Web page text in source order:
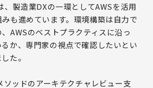
、製造業DXの一環としてAWSを活用
も進めています。環境構築は自力で
AWSのベストプラクティスに沿っ
か、専門家の視点で確認したいとい
た。
ソッドのアーキテクチャレビュー支